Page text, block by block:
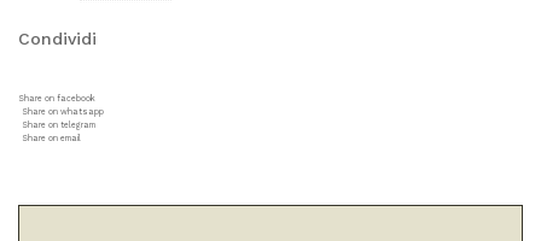
Condividi
Share on facebook
Share on whatsapp
Share on telegram
Share on email